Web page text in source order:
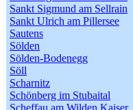
Sankt Sigmund am Sellrain
Sankt Ulrich am Pillersee
Sautens
Sölden
Sölden-Bodenegg
Söll
Scharnitz
Schönberg im Stubaital
Scheffau am Wilden Kaiser